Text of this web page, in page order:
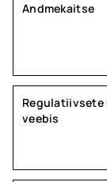
Andmekaitse
veebis